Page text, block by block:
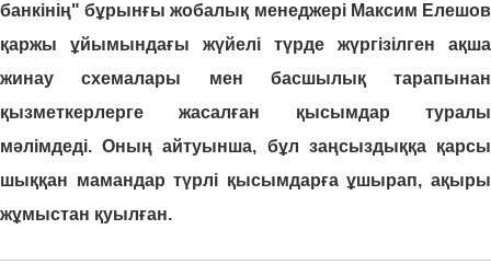
банкінің" бұрынғы жобалық менеджері Максим Елешов
қаржы ұйымындағы жүйелі түрде жүргізілген ақша
жинау схемалары мен басшылық тарапынан
қызметкерлерге жасалған қысымдар туралы
мәлімдеді. Оның айтуынша, бұл заңсыздыққа қарсы
шыққан мамандар түрлі қысымдарға ұшырап, ақыры
жұмыстан қуылған.